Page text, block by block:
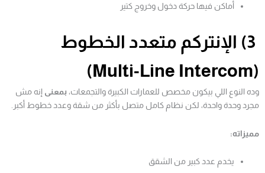
أماكن فيها حركة دخول وخروج كتير
3) الإنتركم متعدد الخطوط
(Multi-Line Intercom)
وده النوع اللي بيكون مخصص للعمارات الكبيرة والتجمعات، بمعنى إنه مش
مجرد وحدة واحدة، لكن نظام كامل متصل بأكثر من شقة وعدد خطوط أكبر.
مميزاته:
يخدم عدد كبير من الشقق